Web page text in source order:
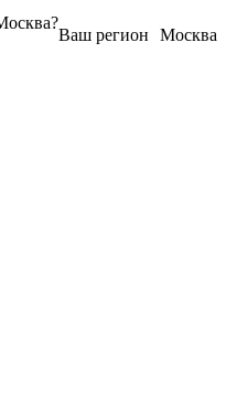
Москва
Ваш регион
?